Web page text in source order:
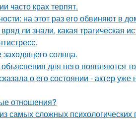
часто крах терпят.
на этот раз его обвиняют в
ли знали, какая трагическая
заходящего солнца.
для него появляются
о его состоянии - актер уже
отношения?
самых сложных